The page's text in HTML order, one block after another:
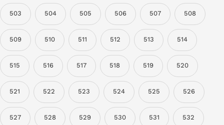
503 504 505 506 507 508
509 510 511 512 513 514
515 516 517 518 519 520
521 522 523 524 525 526
527 528 529 530 531 532